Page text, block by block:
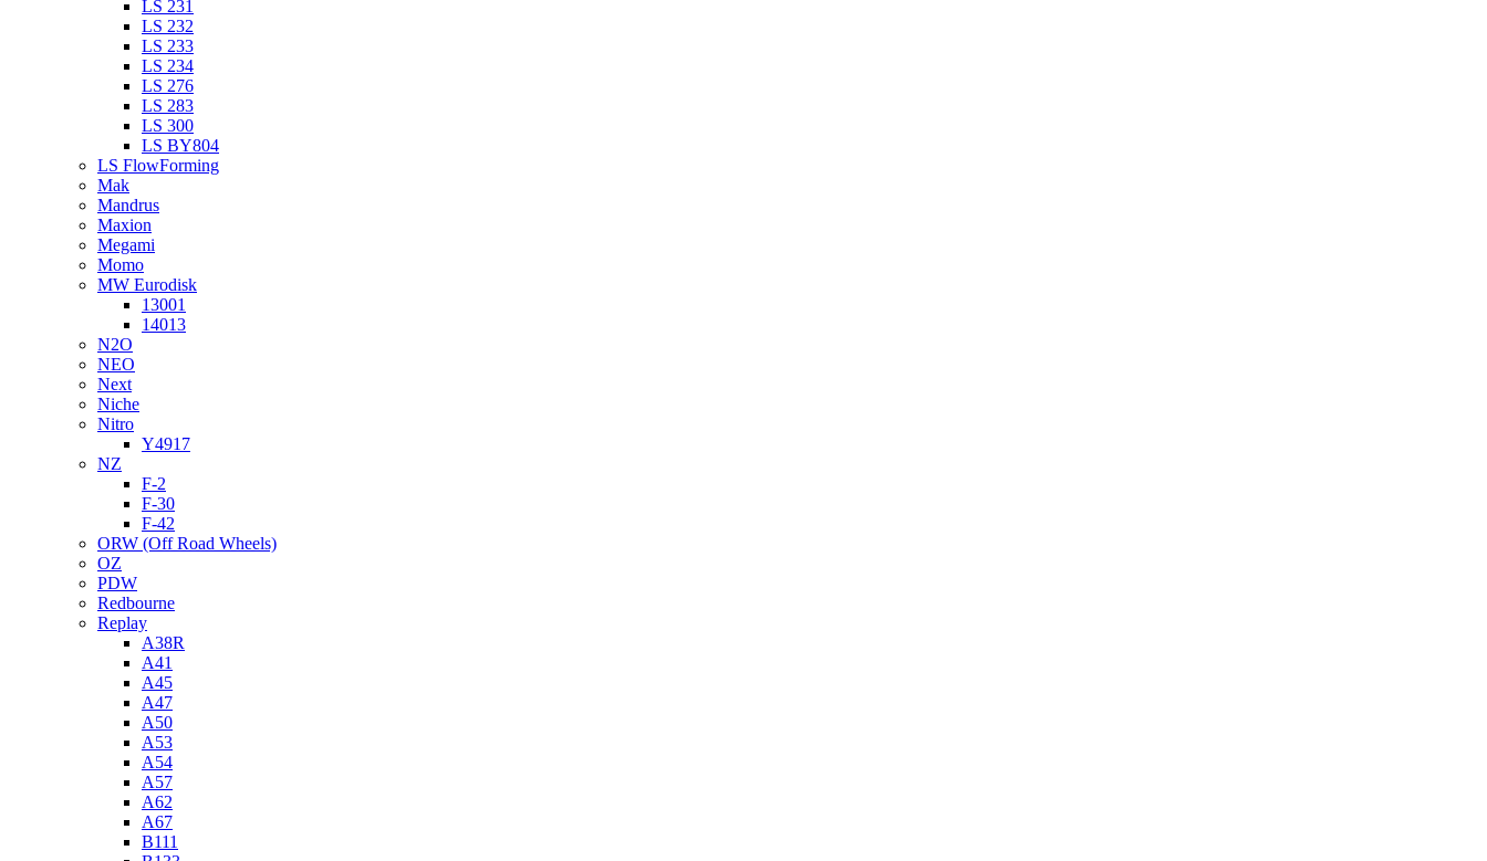
LS 231
LS 232
LS 233
LS 234
LS 276
LS 283
LS 300
LS BY804
LS FlowForming
Mak
Mandrus
Maxion
Megami
Momo
MW Eurodisk
13001
14013
N2O
NEO
Next
Niche
Nitro
Y4917
NZ
F-2
F-30
F-42
ORW (Off Road Wheels)
OZ
PDW
Redbourne
Replay
A38R
A41
A45
A47
A50
A53
A54
A57
A62
A67
B111